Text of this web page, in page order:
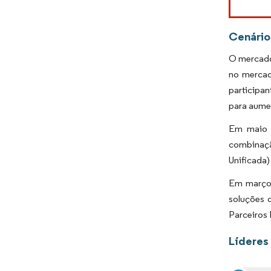
O
no
para
Em maio
Em
soluções
Parceiros
Líderes